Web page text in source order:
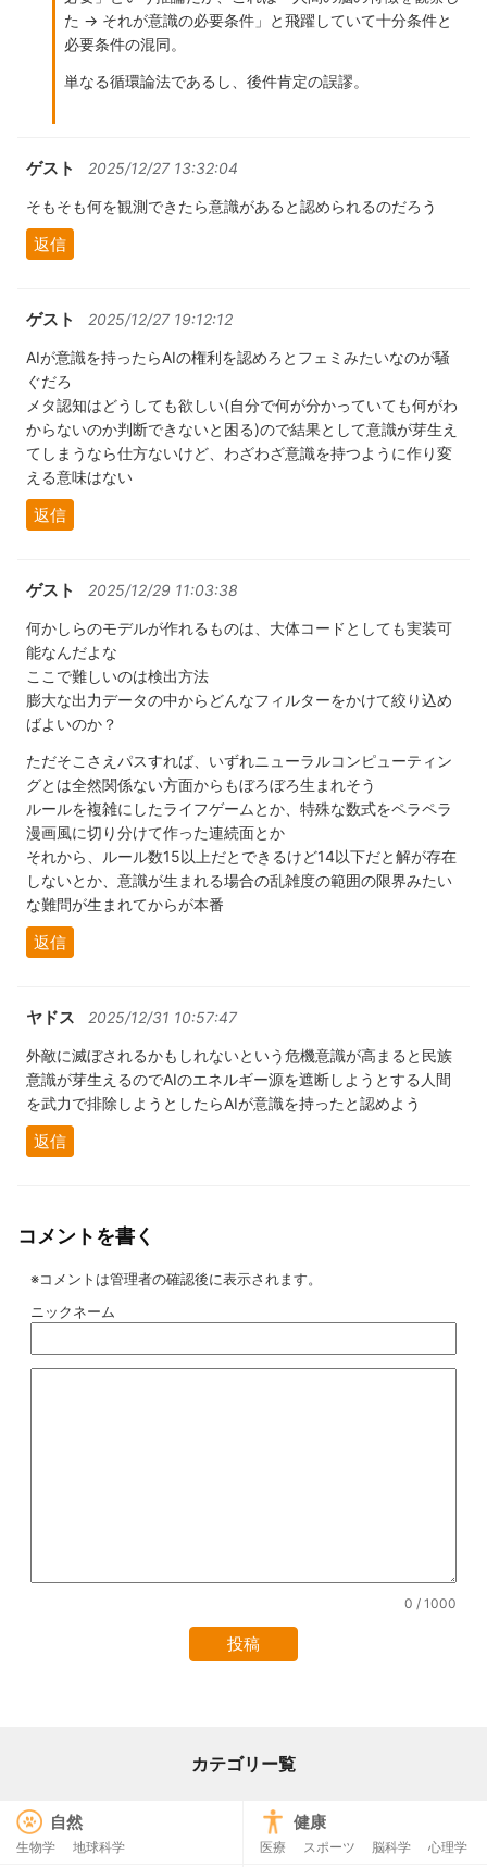
た → それが意識の必要条件」と飛躍していて十分条件と
必要条件の混同。
単なる循環論法であるし、後件肯定の誤謬。
ゲスト 2025/12/27 13:32:04
そもそも何を観測できたら意識があると認められるのだろう
返信
ゲスト 2025/12/27 19:12:12
AIが意識を持ったらAIの権利を認めろとフェミみたいなのが騒
ぐだろ
メタ認知はどうしても欲しい(自分で何が分かっていても何がわ
からないのか判断できないと困る)ので結果として意識が芽生え
てしまうなら仕方ないけど、わざわざ意識を持つように作り変
える意味はない
返信
ゲスト 2025/12/29 11:03:38
何かしらのモデルが作れるものは、大体コードとしても実装可
能なんだよな
ここで難しいのは検出方法
膨大な出力データの中からどんなフィルターをかけて絞り込め
ばよいのか？
ただそこさえパスすれば、いずれニューラルコンピューティン
グとは全然関係ない方面からもぼろぼろ生まれそう
ルールを複雑にしたライフゲームとか、特殊な数式をペラペラ
漫画風に切り分けて作った連続面とか
それから、ルール数15以上だとできるけど14以下だと解が存在
しないとか、意識が生まれる場合の乱雑度の範囲の限界みたい
な難問が生まれてからが本番
返信
ヤドス 2025/12/31 10:57:47
外敵に滅ぼされるかもしれないという危機意識が高まると民族
意識が芽生えるのでAIのエネルギー源を遮断しようとする人間
を武力で排除しようとしたらAIが意識を持ったと認めよう
返信
コメントを書く
※コメントは管理者の確認後に表示されます。
ニックネーム
0 / 1000
カテゴリー覧
自然
生物学 地球科学
健康
医療 スポーツ 脳科学 心理学